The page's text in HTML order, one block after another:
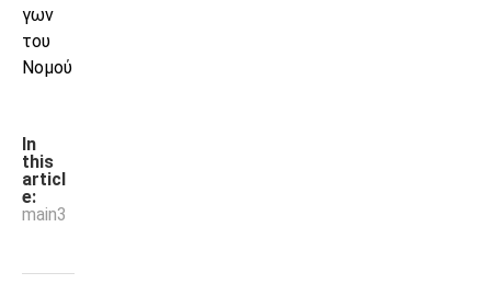
γων
του
Νομού
In
this
articl
e:
main3